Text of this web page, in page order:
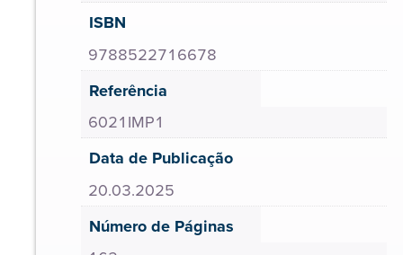
ISBN
9788522716678
Referência
6021IMP1
Data de Publicação
20.03.2025
Número de Páginas